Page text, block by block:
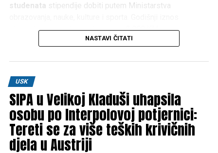
studenata stipendije dobiti putem Ministarstva
stipendije za sve korisnike iznosi2.000 KM.
jedno od ključnih opredjeljenja, naglašavajući da podrška
Donesene i druge značajne odluke
Pored odluke o stipendijama, Vlada Unsko-sanskog
kantona usvojila je i niz drugih važnih mjera:
NASTAVI ČITATI
USK
SIPA u Velikoj Kladuši uhapsila
osobu po Interpolovoj potjernici:
Tereti se za više teških krivičnih
djela u Austriji